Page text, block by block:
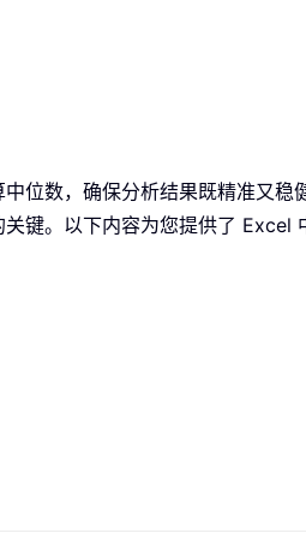
位数，确保分析结果既精准又
。以下内容为您提供了 Excel